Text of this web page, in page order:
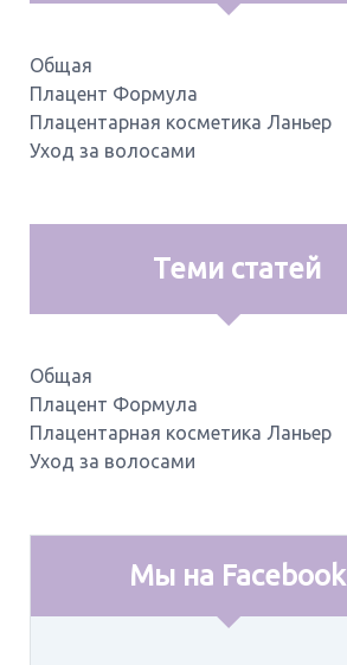
Общая
Плацент Формула
Плацентарная косметика Ланьер
Уход за волосами
Теми статей
Общая
Плацент Формула
Плацентарная косметика Ланьер
Уход за волосами
Мы на Facebook